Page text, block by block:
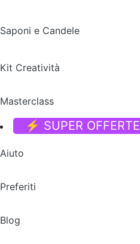
Saponi e Candele
Kit Creatività
Masterclass
⚡ SUPER OFFERTE
Aiuto
Preferiti
Blog